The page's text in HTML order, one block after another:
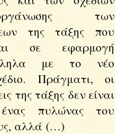
των
της τάξης που
σε εφαρμογή
με το νέο
Πράγματι, οι
της τάξης δεν είναι
πυλώνας του
αλλά (…)